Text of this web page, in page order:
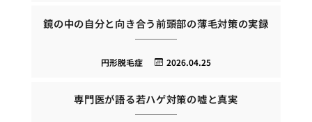
鏡の中の自分と向き合う前頭部の薄毛対策の実録
2026.04.25
円形脱毛症
専門医が語る若ハゲ対策の嘘と真実